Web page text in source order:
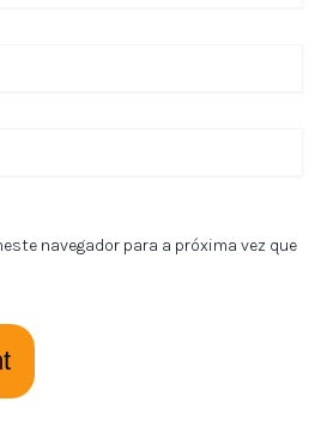
navegador para a próxima vez que